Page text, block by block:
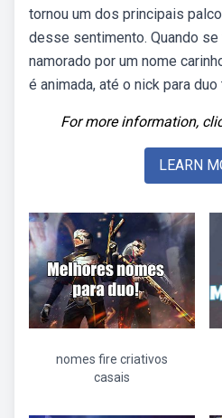
tornou um dos principais
desse sentimento. Quando
namorado por um nome
é animada, até o nick para
For more information,
LEARN
nomes fire criativos
casais